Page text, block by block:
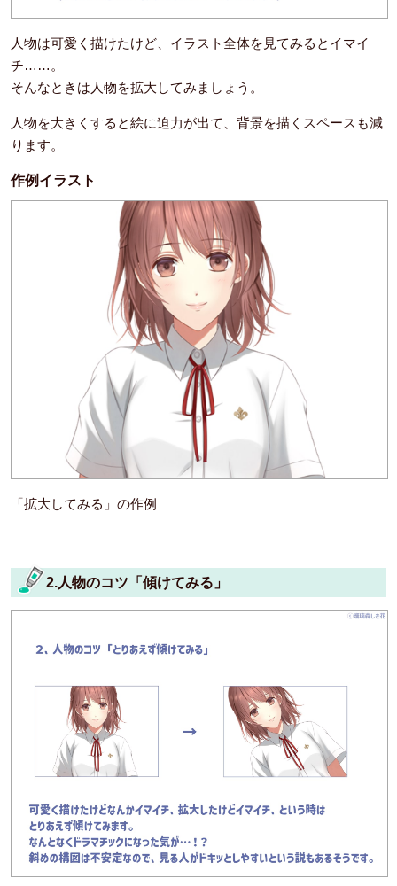
人物は可愛く描けたけど、イラスト全体を見てみるとイマイ
チ……。
そんなときは人物を拡大してみましょう。
人物を大きくすると絵に迫力が出て、背景を描くスペースも減
ります。
作例イラスト
「拡大してみる」の作例
2.人物のコツ「傾けてみる」